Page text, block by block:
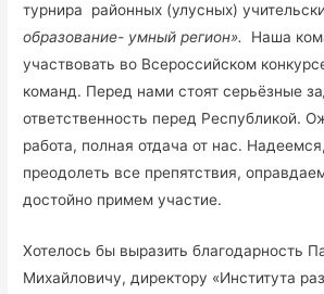
турнира районных (улусных)
образование- умный регион».
Наша
участвовать во Всероссийском
команд. Перед нами стоят серьёзные
ответственность перед Республикой.
работа, полная отдача от нас.
преодолеть все препятствия,
достойно примем участие.
Хотелось бы выразить благодарность
Михайловичу, директору «Института